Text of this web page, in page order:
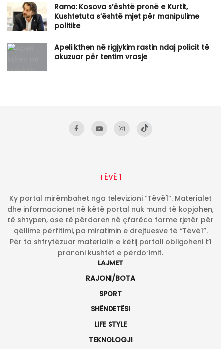
Rama: Kosova s’është pronë e Kurtit,
Kushtetuta s’është mjet për manipulime
politike
Apeli kthen në rigjykim rastin ndaj policit të
akuzuar për tentim vrasje
TËVË 1
Ky portal mirëmbahet nga televizioni “Tëvë1”. Materialet
dhe informacionet në këtë portal nuk mund të kopjohen,
të shtypen, ose të përdoren në çfarëdo forme tjetër për
qëllime përfitimi, pa miratimin e drejtuesve të “Tëvë1”.
Për ta shfrytëzuar materialin e këtij portali obligoheni t’i
pranoni kushtet e përdorimit.
LAJMET
RAJONI/BOTA
SPORT
SHËNDETËSI
LIFE STYLE
TEKNOLOGJI